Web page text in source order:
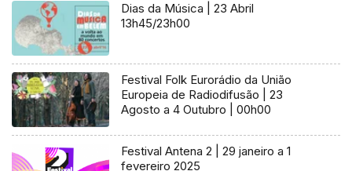
Dias da Música | 23 Abril
13h45/23h00
Festival Folk Eurorádio da União
Europeia de Radiodifusão | 23
Agosto a 4 Outubro | 00h00
Festival Antena 2 | 29 janeiro a 1
fevereiro 2025